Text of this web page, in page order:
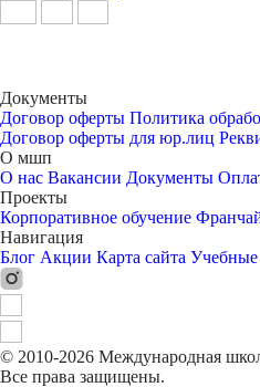
Документы
Договор оферты Политика
Договор оферты для юр.лиц
О мшп
О нас Вакансии Документы
Проекты
Корпоративное обучение
Навигация
Блог Акции Карта сайта
© 2010-2026 Международная
Все права защищены.